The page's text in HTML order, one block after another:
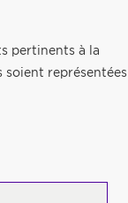
pertinents à la
soient représentées